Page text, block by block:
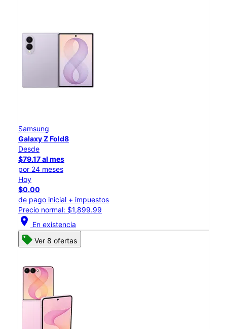
Samsung
Galaxy Z Fold8
Desde
$79.17 al mes
por 24 meses
Hoy
$0.00
de pago inicial + impuestos
Precio normal: $1,899.99
location_on En existencia
Ver 8 ofertas